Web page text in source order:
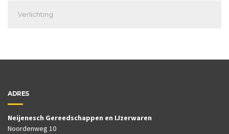
Verlichting
ADRES
Neijenesch Gereedschappen en IJzerwaren
Noordenweg 10